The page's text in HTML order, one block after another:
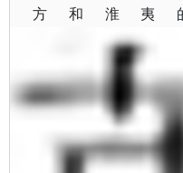
方和淮夷